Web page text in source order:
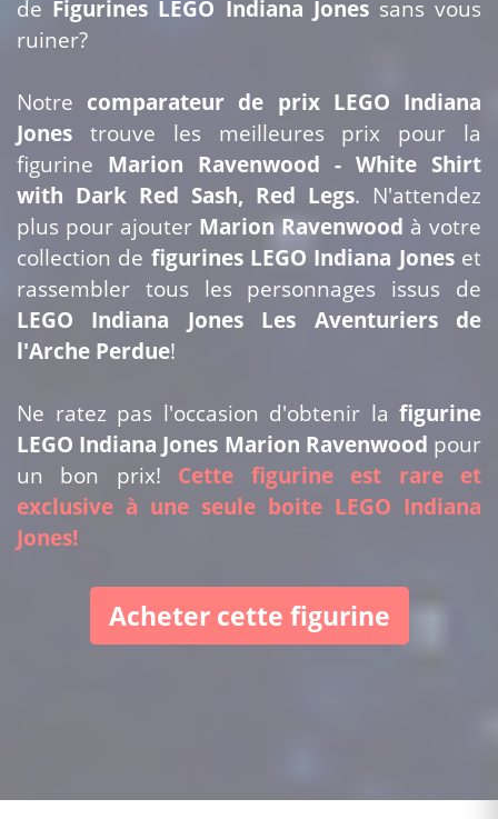
de Figurines LEGO Indiana Jonessans vous
ruiner?
Notre comparateur de prix LEGO Indiana
Jones trouve les meilleures prix pour la
figurine Marion Ravenwood - White Shirt
with Dark Red Sash, Red Legs. N'attendez
plus pour ajouter Marion Ravenwood à votre
collection de figurines LEGO Indiana Joneset
rassembler tous les personnages issus de
LEGO Indiana Jones Les Aventuriers de
l'Arche Perdue!
Ne ratez pas l'occasion d'obtenir la figurine
LEGO Indiana Jones Marion Ravenwood pour
un bon prix! Cette figurine est rare et
exclusive à une seule boite LEGO Indiana
Jones!
Acheter cette figurine